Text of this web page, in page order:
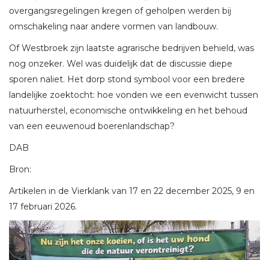
overgangsregelingen kregen of geholpen werden bij
omschakeling naar andere vormen van landbouw.
Of Westbroek zijn laatste agrarische bedrijven behield, was
nog onzeker. Wel was duidelijk dat de discussie diepe
sporen naliet. Het dorp stond symbool voor een bredere
landelijke zoektocht: hoe vonden we een evenwicht tussen
natuurherstel, economische ontwikkeling en het behoud
van een eeuwenoud boerenlandschap?
DAB
Bron:
Artikelen in de Vierklank van 17 en 22 december 2025, 9 en
17 februari 2026.